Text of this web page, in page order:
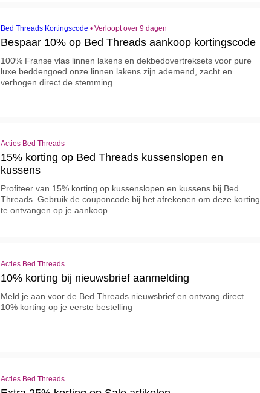
Bed Threads Kortingscode • Verloopt over 9 dagen
Bespaar 10% op Bed Threads aankoop kortingscode
100% Franse vlas linnen lakens en dekbedovertreksets voor pure
luxe beddengoed onze linnen lakens zijn ademend, zacht en
verhogen direct de stemming
Acties Bed Threads
15% korting op Bed Threads kussenslopen en
kussens
Profiteer van 15% korting op kussenslopen en kussens bij Bed
Threads. Gebruik de couponcode bij het afrekenen om deze korting
te ontvangen op je aankoop
Acties Bed Threads
10% korting bij nieuwsbrief aanmelding
Meld je aan voor de Bed Threads nieuwsbrief en ontvang direct
10% korting op je eerste bestelling
Acties Bed Threads